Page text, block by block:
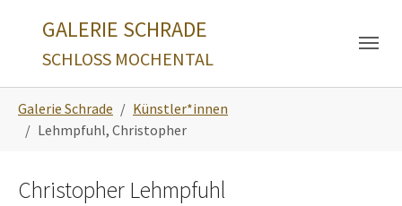
GALERIE SCHRADE
SCHLOSS MOCHENTAL
Galerie Schrade
Künstler*innen
Lehmpfuhl, Christopher
Christopher Lehmpfuhl